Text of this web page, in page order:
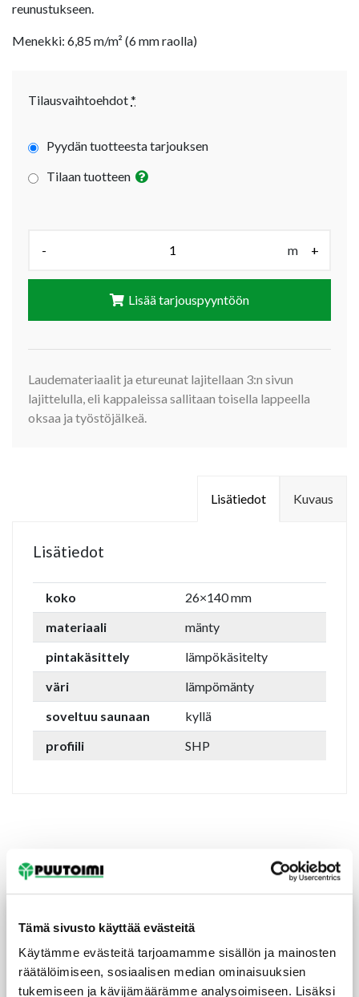
Tämä sivusto käyttää evästeitä
Käytämme evästeitä tarjoamamme sisällön ja mainosten
räätälöimiseen, sosiaalisen median ominaisuuksien
tukemiseen ja kävijämäärämme analysoimiseen. Lisäksi
reunustukseen.
Menekki: 6,85 m/m² (6 mm raolla)
Tilausvaihtoehdot*
Pyydän tuotteesta tarjouksen
Tilaan tuotteen
- m +
Lisää tarjouspyyntöön
Laudemateriaalit ja etureunat lajitellaan 3:n sivun
lajittelulla, eli kappaleissa sallitaan toisella lappeella
oksaa ja työstöjälkeä.
Kuvaus
Lisätiedot
Lisätiedot
koko
26×140 mm
materiaali
mänty
pintakäsittely
lämpökäsitelty
väri
lämpömänty
soveltuu saunaan
kyllä
profiili
SHP